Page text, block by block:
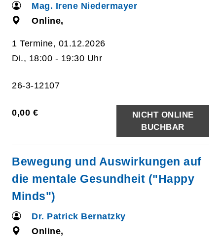
Mag. Irene Niedermayer
Online,
1 Termine, 01.12.2026
Di., 18:00 - 19:30 Uhr
26-3-12107
0,00 €
NICHT ONLINE
BUCHBAR
Bewegung und Auswirkungen auf
die mentale Gesundheit ("Happy
Minds")
Dr. Patrick Bernatzky
Online,